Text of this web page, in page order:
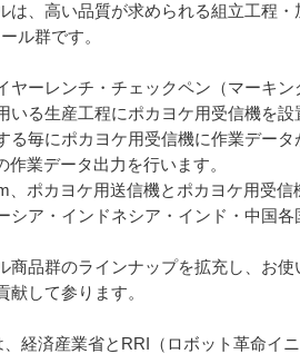
は、高い品質が求められる組立工程
ル群です。
ヤーレンチ・チェックペン（マーキ
いる生産工程にポカヨケ用受信機を
る毎にポカヨケ用受信機に作業デー
業データ出力を行います。
、ポカヨケ用送信機とポカヨケ用受
シア・インドネシア・インド・中国各
商品群のラインナップを拡充し、お
献して参ります。
経済産業省とRRI（ロボット革命イ